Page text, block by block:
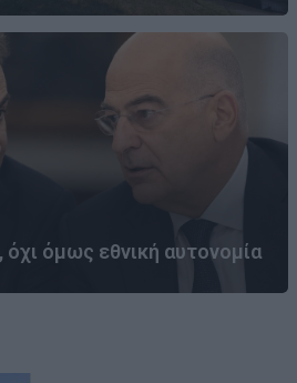
όμως εθνική αυτονομία